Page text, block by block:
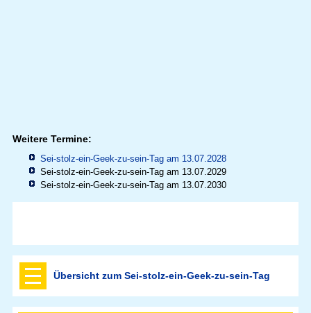
Weitere Termine:
Sei-stolz-ein-Geek-zu-sein-Tag am 13.07.2028
Sei-stolz-ein-Geek-zu-sein-Tag am 13.07.2029
Sei-stolz-ein-Geek-zu-sein-Tag am 13.07.2030
Übersicht zum Sei-stolz-ein-Geek-zu-sein-Tag